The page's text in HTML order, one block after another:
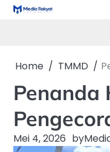
Skip
Home TMMD
Penanda
Mei 4, 2026 by